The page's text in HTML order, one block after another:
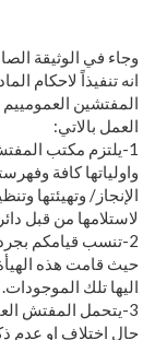
وجاء في الوثيقة
المفتشين
العمل بالاتي:
1-يلتزم مكتب
واولياتها كافة
الإنجاز/ وتهيئتها
لاستلامها من قبل
2-تنسب قيامكم
حيث قامت هذه
اليها تلك الموجودات.
3-يتحمل المفتش
حال اختلاف او عدم